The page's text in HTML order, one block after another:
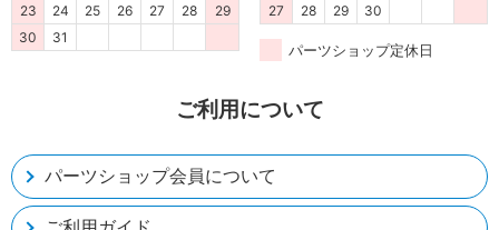
ご利用について
パーツショップ会員について
23
24 25 26 27 28
29
30
31
27
28 29 30
パーツショップ定休日